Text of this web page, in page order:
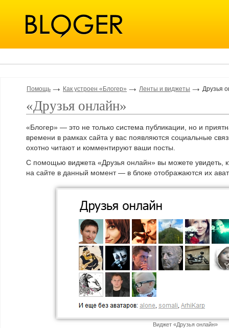
Помощь Как устроен «Блогер» Ленты и виджеты Друзья
«Друзья онлайн»
«Блогер» — это не только система публикации, но и
времени в рамках сайта у вас появляются социальные
охотно читают и комментируют ваши посты.
С помощью виджета «Друзья онлайн» вы можете увидеть,
на сайте в данный момент — в блоке отображаются их
Виджет «Друзья онлайн»